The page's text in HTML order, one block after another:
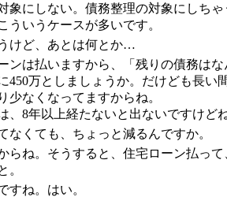
象にしない。債務整理の対象にしち
ういうケースが多いです。
けど、あとは何とか…
ンは払いますから、「残りの債務は
450万としましょうか。だけども長
少なくなってますからね。
、8年以上経たないと出ないですけど
なくても、ちょっと減るんですか。
らね。そうすると、住宅ローン払っ
。
すね。はい。